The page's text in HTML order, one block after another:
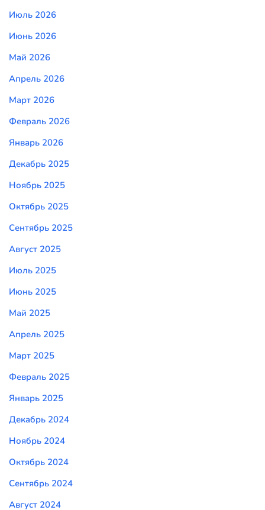
Июль 2026
Июнь 2026
Май 2026
Апрель 2026
Март 2026
Февраль 2026
Январь 2026
Декабрь 2025
Ноябрь 2025
Октябрь 2025
Сентябрь 2025
Август 2025
Июль 2025
Июнь 2025
Май 2025
Апрель 2025
Март 2025
Февраль 2025
Январь 2025
Декабрь 2024
Ноябрь 2024
Октябрь 2024
Сентябрь 2024
Август 2024